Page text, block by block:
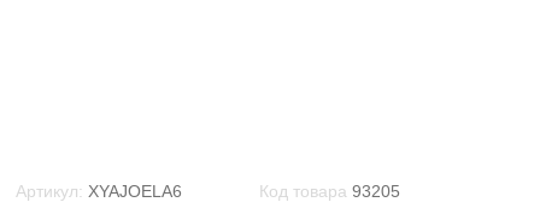
Артикул: XYAJOELA6 Код товара 93205